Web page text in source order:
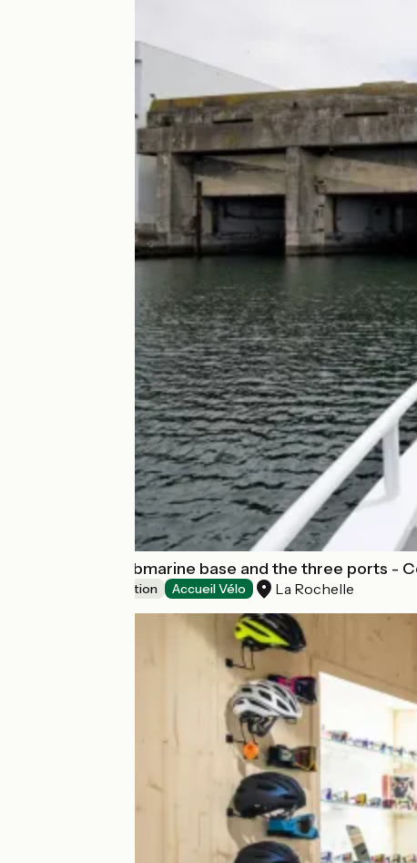
Discover the submarine base and the three ports -
Leisure and recreation Accueil Vélo La Rochelle